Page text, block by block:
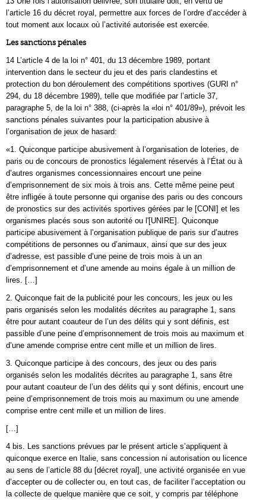
l’article 16 du décret royal, permettre aux forces de l’ordre d’accéder à
tout moment aux locaux où l’activité autorisée est exercée.
Les sanctions pénales
14 L’article 4 de la loi n° 401, du 13 décembre 1989, portant
intervention dans le secteur du jeu et des paris clandestins et
protection du bon déroulement des compétitions sportives (GURI n°
294, du 18 décembre 1989), telle que modifiée par l’article 37,
paragraphe 5, de la loi n° 388, (ci‑après la «loi n° 401/89»), prévoit les
sanctions pénales suivantes pour la participation abusive à
l’organisation de jeux de hasard:
«1. Quiconque participe abusivement à l’organisation de loteries, de
paris ou de concours de pronostics légalement réservés à l’État ou à
d’autres organismes concessionnaires encourt une peine
d’emprisonnement de six mois à trois ans. Cette même peine peut
être infligée à toute personne qui organise des paris ou des concours
de pronostics sur des activités sportives gérées par le [CONI] et les
organismes placés sous son autorité ou l'[UNIRE]. Quiconque
participe abusivement à l’organisation publique de paris sur d’autres
compétitions de personnes ou d’animaux, ainsi que sur des jeux
d’adresse, est passible d’une peine de trois mois à un an
d’emprisonnement et d’une amende au moins égale à un million de
lires. […]
2. Quiconque fait de la publicité pour les concours, les jeux ou les
paris organisés selon les modalités décrites au paragraphe 1, sans
être pour autant coauteur de l’un des délits qui y sont définis, est
passible d’une peine d’emprisonnement de trois mois au maximum et
d’une amende comprise entre cent mille et un million de lires.
3. Quiconque participe à des concours, des jeux ou des paris
organisés selon les modalités décrites au paragraphe 1, sans être
pour autant coauteur de l’un des délits qui y sont définis, encourt une
peine d’emprisonnement de trois mois au maximum ou une amende
comprise entre cent mille et un million de lires.
[…]
4 bis. Les sanctions prévues par le présent article s’appliquent à
quiconque exerce en Italie, sans concession ni autorisation ou licence
au sens de l’article 88 du [décret royal], une activité organisée en vue
d’accepter ou de collecter ou, en tout cas, de faciliter l’acceptation ou
la collecte de quelque manière que ce soit, y compris par téléphone